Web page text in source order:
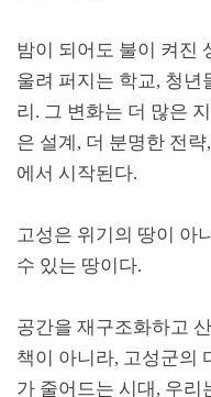
밤이 되어도 불이 켜진
울려 퍼지는 학교, 청년
리 . 그 변화는 더 많은
은 설계 , 더 분명한 전략,
에서 시작된다.
고성은 위기의 땅이 아
수 있는 땅이다.
공간을 재구조화하고
책이 아니라, 고성군의
가 줄어드는 시대 , 우리